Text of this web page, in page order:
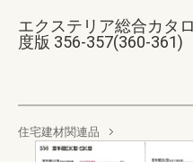
エクステリア総合カタ
度版 356-357(360-361)
住宅建材関連品